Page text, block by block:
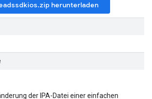
herunterladen
der IPA-Datei einer einfachen